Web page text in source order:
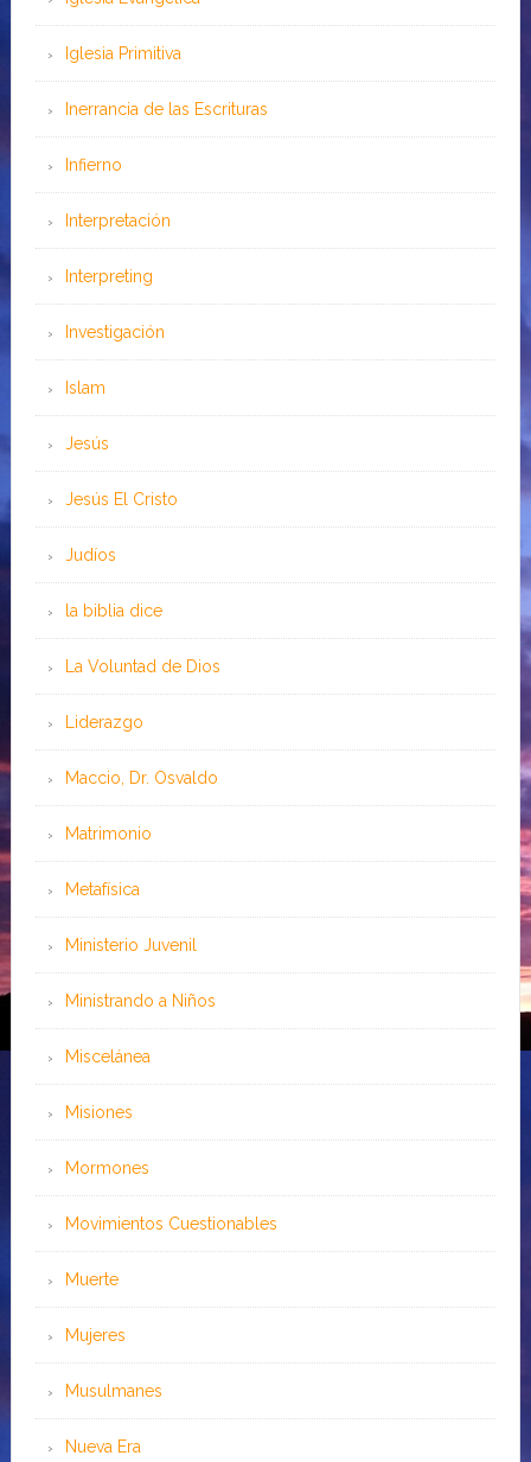
Iglesia Primitiva
Inerrancia de las Escrituras
Infierno
Interpretación
Interpreting
Investigación
Islam
Jesús
Jesús El Cristo
Judíos
la biblia dice
La Voluntad de Dios
Liderazgo
Maccio, Dr. Osvaldo
Matrimonio
Metafísica
Ministerio Juvenil
Ministrando a Niños
Miscelánea
Misiones
Mormones
Movimientos Cuestionables
Muerte
Mujeres
Musulmanes
Nueva Era